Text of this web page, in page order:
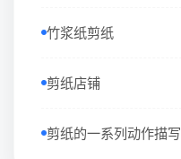
竹浆纸剪纸
剪纸店铺
剪纸的一系列动作描写